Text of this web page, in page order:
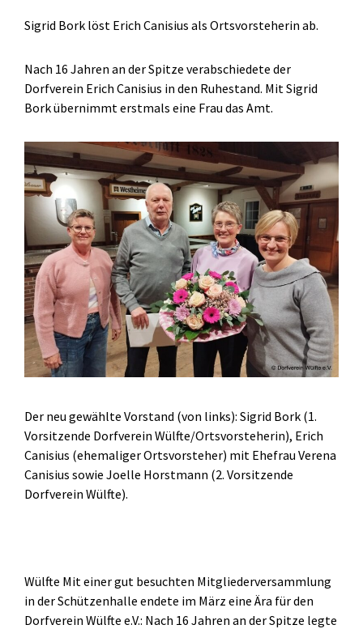
Sigrid Bork löst Erich Canisius als Ortsvorsteherin ab.
Nach 16 Jahren an der Spitze verabschiedete der
Dorfverein Erich Canisius in den Ruhestand. Mit Sigrid
Bork übernimmt erstmals eine Frau das Amt.
Der neu gewählte Vorstand (von links): Sigrid Bork (1.
Vorsitzende Dorfverein Wülfte/Ortsvorsteherin), Erich
Canisius (ehemaliger Ortsvorsteher) mit Ehefrau Verena
Canisius sowie Joelle Horstmann (2. Vorsitzende
Dorfverein Wülfte).
Wülfte Mit einer gut besuchten Mitgliederversammlung
in der Schützenhalle endete im März eine Ära für den
Dorfverein Wülfte e.V.: Nach 16 Jahren an der Spitze legte